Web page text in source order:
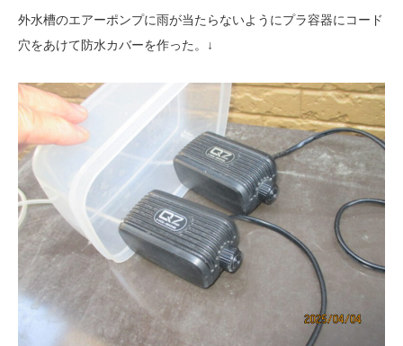
外水槽のエアーポンプに雨が当たらないようにプラ容器にコード
穴をあけて防水カバーを作った。↓